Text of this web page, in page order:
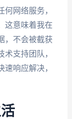
网络服务，
这意味着我在
，不会被截获
支持团队，
响应解决，